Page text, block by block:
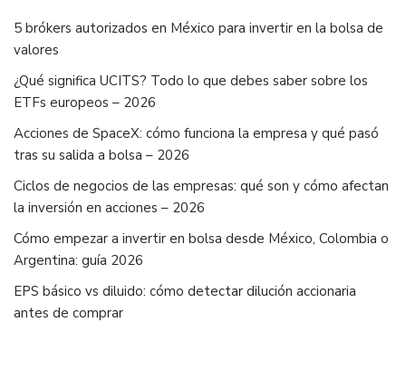
5 brókers autorizados en México para invertir en la bolsa de
valores
¿Qué significa UCITS? Todo lo que debes saber sobre los
ETFs europeos – 2026
Acciones de SpaceX: cómo funciona la empresa y qué pasó
tras su salida a bolsa – 2026
Ciclos de negocios de las empresas: qué son y cómo afectan
la inversión en acciones – 2026
Cómo empezar a invertir en bolsa desde México, Colombia o
Argentina: guía 2026
EPS básico vs diluido: cómo detectar dilución accionaria
antes de comprar